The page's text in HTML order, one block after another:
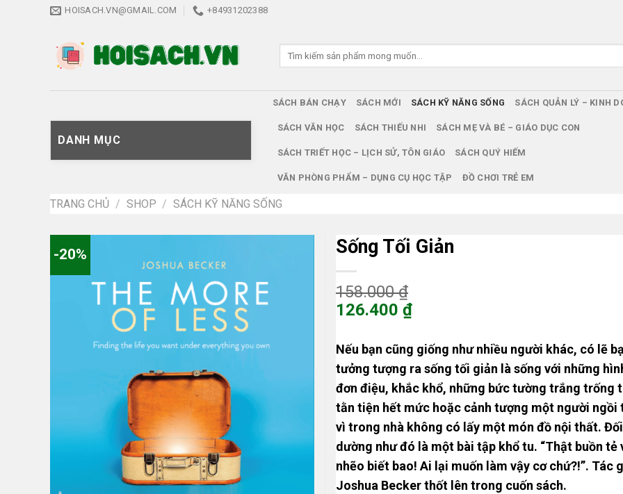
HOISACH.VN@GMAIL.COM +84931202388
DANH MỤC
SÁCH BÁN CHẠY SÁCH MỚI SÁCH KỸ NĂNG SỐNG SÁCH QUẢN LÝ – KINH
SÁCH VĂN HỌC SÁCH THIẾU NHI SÁCH MẸ VÀ BÉ – GIÁO DỤC CON
SÁCH TRIẾT HỌC – LỊCH SỬ, TÔN GIÁO SÁCH QUÝ HIẾM
VĂN PHÒNG PHẨM – DỤNG CỤ HỌC TẬP ĐỒ CHƠI TRẺ EM
TRANG CHỦ / SHOP / SÁCH KỸ NĂNG SỐNG
-20% Sống Tối Giản
158.000₫
158.000 ₫.
126.400 ₫
hiện
tại
là:
126.400 ₫.
Nếu bạn cũng giống như nhiều người khác, có lẽ
tưởng tượng ra sống tối giản là sống với những
đơn điệu, khắc khổ, những bức tường trắng trống
tằn tiện hết mức hoặc cảnh tượng một người ngồi
vì trong nhà không có lấy một món đồ nội thất.
dường như đó là một bài tập khổ tu. “Thật buồn tẻ
nhẽo biết bao! Ai lại muốn làm vậy cơ chứ?!”. Tác
Joshua Becker thốt lên trong cuốn sách.